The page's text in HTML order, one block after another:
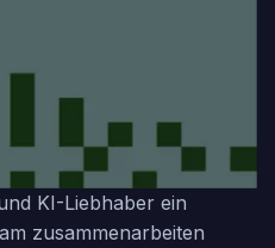
KI-Liebhaber ein
zusammenarbeiten